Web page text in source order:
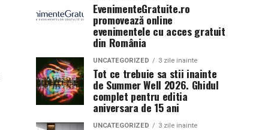
EvenimenteGratuite.ro
promovează online
evenimentele cu acces gratuit
din România
UNCATEGORIZED 3 zile inainte
Tot ce trebuie sa stii inainte
de Summer Well 2026. Ghidul
complet pentru editia
aniversara de 15 ani
UNCATEGORIZED 3 zile inainte